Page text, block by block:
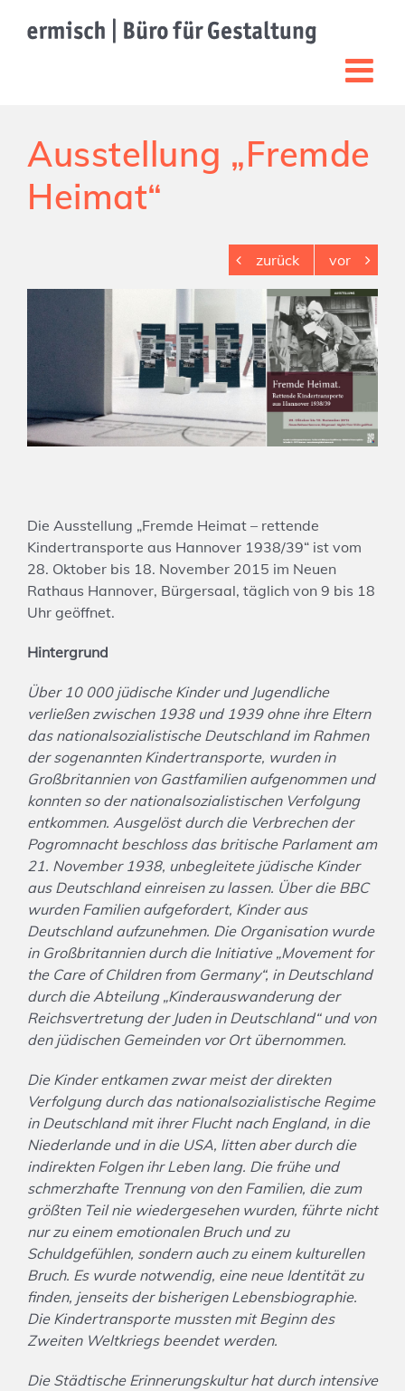
Inhalt
Ausstellung „Fremde
Heimat“
zurück vor
Die Ausstellung „Fremde Heimat – rettende
Kindertransporte aus Hannover 1938/39“ ist vom
28. Oktober bis 18. November 2015 im Neuen
Rathaus Hannover, Bürgersaal, täglich von 9 bis 18
Uhr geöffnet.
Hintergrund
Über 10 000 jüdische Kinder und Jugendliche
verließen zwischen 1938 und 1939 ohne ihre Eltern
das nationalsozialistische Deutschland im Rahmen
der sogenannten Kindertransporte, wurden in
Großbritannien von Gastfamilien aufgenommen und
konnten so der nationalsozialistischen Verfolgung
entkommen. Ausgelöst durch die Verbrechen der
Pogromnacht beschloss das britische Parlament am
21. November 1938, unbegleitete jüdische Kinder
aus Deutschland einreisen zu lassen. Über die BBC
wurden Familien aufgefordert, Kinder aus
Deutschland aufzunehmen. Die Organisation wurde
in Großbritannien durch die Initiative „Movement for
the Care of Children from Germany“, in Deutschland
durch die Abteilung „Kinderauswanderung der
Reichsvertretung der Juden in Deutschland“ und von
den jüdischen Gemeinden vor Ort übernommen.
Die Kinder entkamen zwar meist der direkten
Verfolgung durch das nationalsozialistische Regime
in Deutschland mit ihrer Flucht nach England, in die
Niederlande und in die USA, litten aber durch die
indirekten Folgen ihr Leben lang. Die frühe und
schmerzhafte Trennung von den Familien, die zum
größten Teil nie wiedergesehen wurden, führte nicht
nur zu einem emotionalen Bruch und zu
Schuldgefühlen, sondern auch zu einem kulturellen
Bruch. Es wurde notwendig, eine neue Identität zu
finden, jenseits der bisherigen Lebensbiographie.
Die Kindertransporte mussten mit Beginn des
Zweiten Weltkriegs beendet werden.
Die Städtische Erinnerungskultur hat durch intensive